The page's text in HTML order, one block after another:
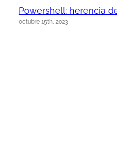
Powershell: herencia
octubre 15th, 2023